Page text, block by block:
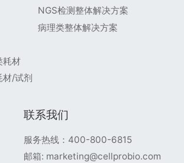
耗材
/试剂
NGS检测整体解决方案
病理类整体解决方案
联系我们
服务热线：400-800-6815
邮箱: marketing@cellprobio.com